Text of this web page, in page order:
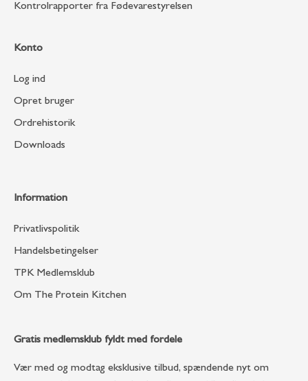
Kontrolrapporter fra Fødevarestyrelsen
Konto
Log ind
Opret bruger
Ordrehistorik
Downloads
Information
Privatlivspolitik
Handelsbetingelser
TPK Medlemsklub
Om The Protein Kitchen
Gratis medlemsklub fyldt med fordele
Vær med og modtag eksklusive tilbud, spændende nyt om